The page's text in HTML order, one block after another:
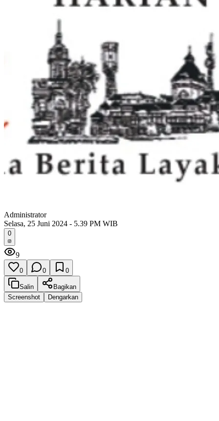
Administrator
Selasa, 25 Juni 2024 - 5.39 PM WIB
0
9
0 0 0
Salin
Bagikan
Screenshot
Dengarkan